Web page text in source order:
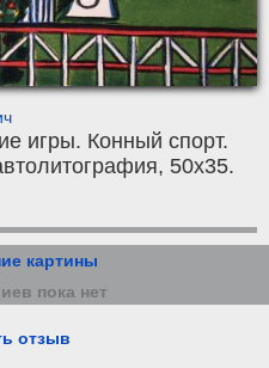
игры. Конный спорт.
, 50x35.
картины
пока нет
отзыв